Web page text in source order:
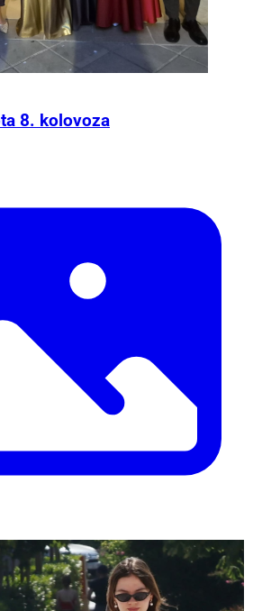
8. kolovoza